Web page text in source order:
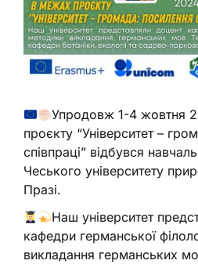
Упродовж 1-4 жовтня
проєкту “Університет –
співпраці” відбувся
Чеського університету
Празі.
Наш університет
кафедри германської
викладання германських